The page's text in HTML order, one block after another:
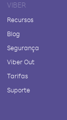
VIBER
Recursos
Blog
Segurança
Viber Out
Tarifas
Suporte